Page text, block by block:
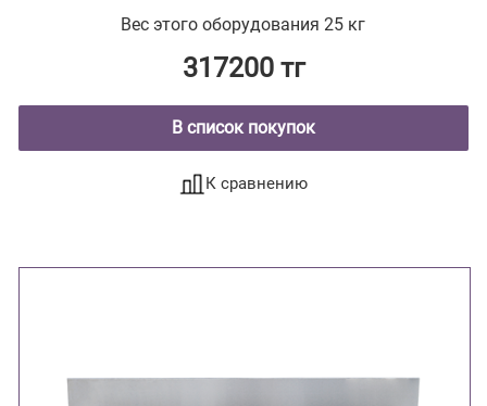
Вес этого оборудования 25 кг
317200 тг
В список покупок
К сравнению